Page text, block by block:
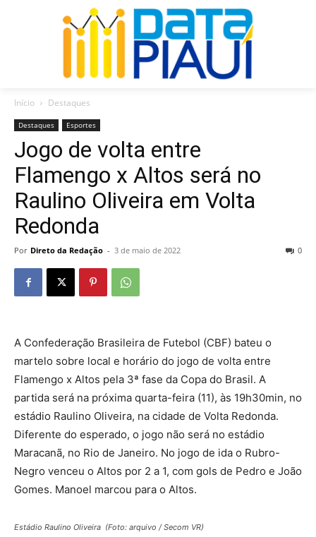
Início Destaques
Destaques Esportes
Jogo de volta entre
Flamengo x Altos será no
Raulino Oliveira em Volta
Redonda
Por Direto da Redação - 3 de maio de 2022 0
A Confederação Brasileira de Futebol (CBF) bateu o
martelo sobre local e horário do jogo de volta entre
Flamengo x Altos pela 3ª fase da Copa do Brasil. A
partida será na próxima quarta-feira (11), às 19h30min, no
estádio Raulino Oliveira, na cidade de Volta Redonda.
Diferente do esperado, o jogo não será no estádio
Maracanã, no Rio de Janeiro. No jogo de ida o Rubro-
Negro venceu o Altos por 2 a 1, com gols de Pedro e João
Gomes. Manoel marcou para o Altos.
Estádio Raulino Oliveira (Foto: arquivo / Secom VR)